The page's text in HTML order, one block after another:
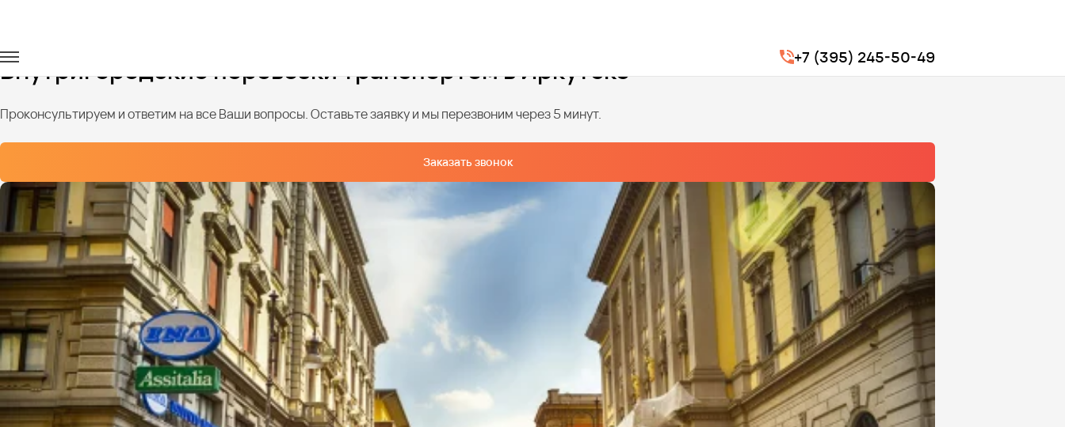
+7 (395) 245-50-49
Внутригородские перевозки транспортом в Иркутске
Проконсультируем и ответим на все Ваши вопросы. Оставьте заявку и мы перезвоним через 5 минут.
Заказать звонок